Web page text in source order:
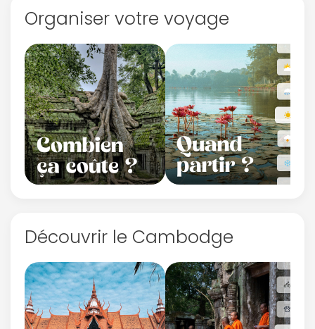
Organiser votre voyage
Découvrir le Cambodge